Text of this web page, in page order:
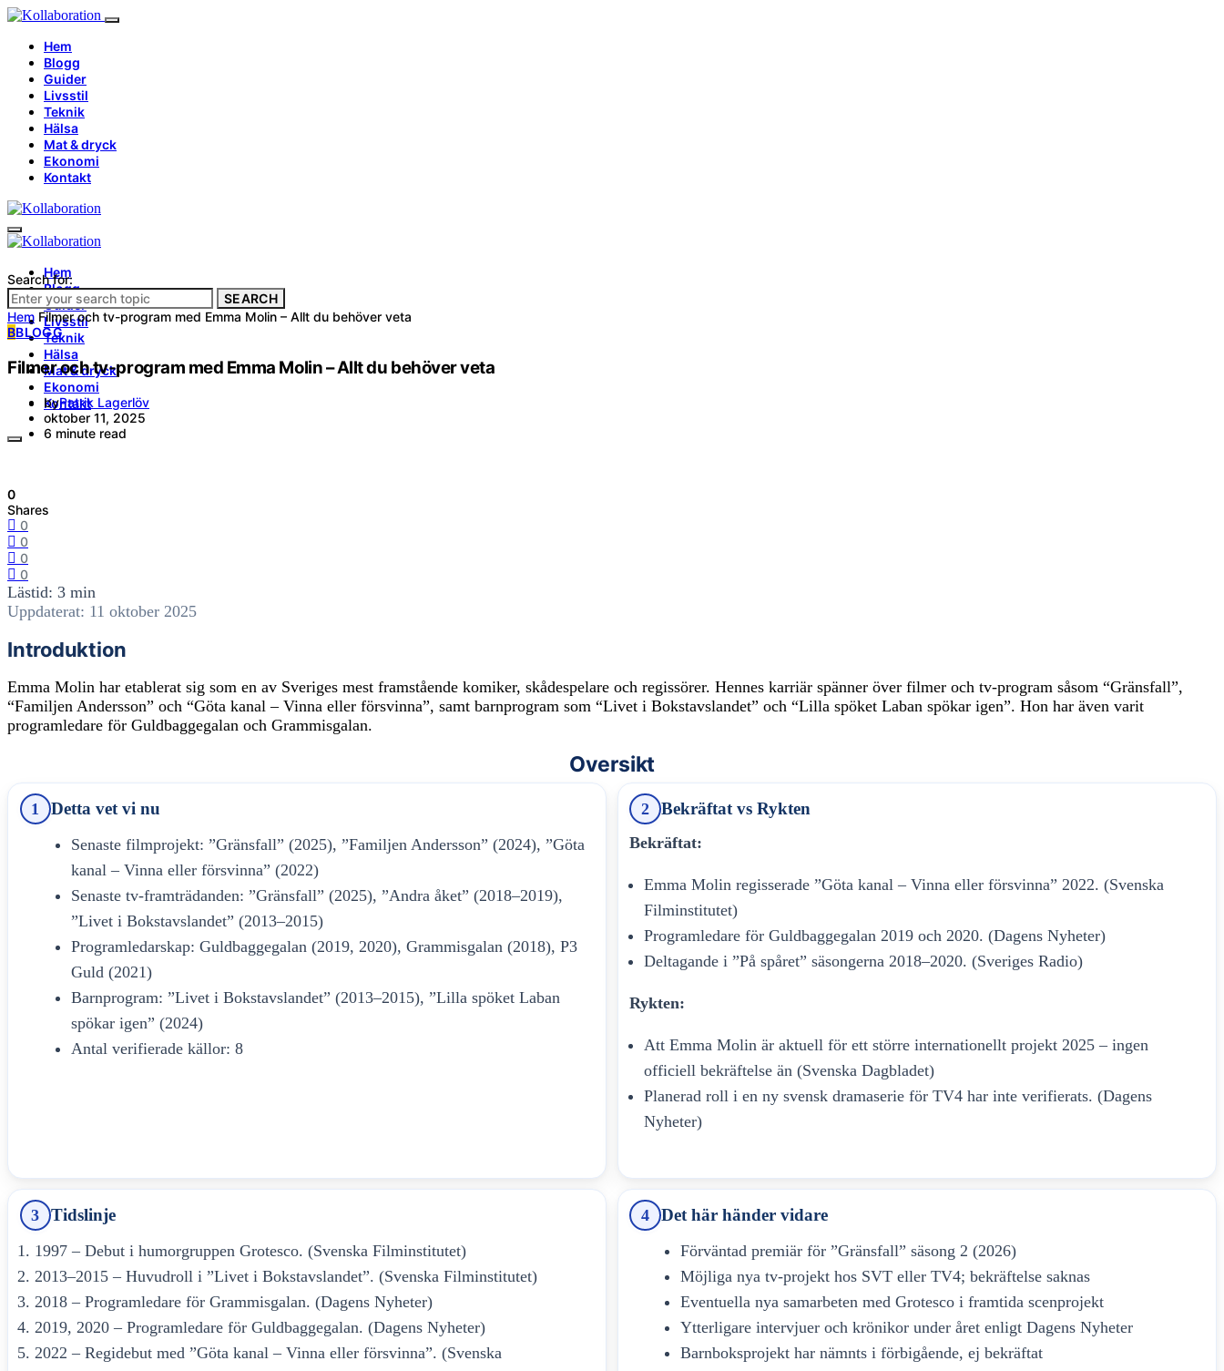
Hem
Blogg
Guider
Livsstil
Teknik
Hälsa
Mat & dryck
Ekonomi
Kontakt
Hem
Blogg
Guider
Livsstil
Teknik
Hälsa
Mat & dryck
Ekonomi
Kontakt
Search for:
SEARCH
Hem Filmer och tv-program med Emma Molin – Allt du behöver veta
BBLOGG
Filmer och tv-program med Emma Molin – Allt du behöver veta
byPatrik Lagerlöv
oktober 11, 2025
6 minute read
0
Shares
0
0
0
0
Lästid: 3 min
Uppdaterat: 11 oktober 2025
Introduktion
Emma Molin har etablerat sig som en av Sveriges mest framstående komiker, skådespelare och regissörer. Hennes karriär spänner över filmer och tv-program såsom “Gränsfall”,
“Familjen Andersson” och “Göta kanal – Vinna eller försvinna”, samt barnprogram som “Livet i Bokstavslandet” och “Lilla spöket Laban spökar igen”. Hon har även varit
programledare för Guldbaggegalan och Grammisgalan.
Oversikt
1 Detta vet vi nu
Senaste filmprojekt: ”Gränsfall” (2025), ”Familjen Andersson” (2024), ”Göta
kanal – Vinna eller försvinna” (2022)
Senaste tv-framträdanden: ”Gränsfall” (2025), ”Andra åket” (2018–2019),
”Livet i Bokstavslandet” (2013–2015)
Programledarskap: Guldbaggegalan (2019, 2020), Grammisgalan (2018), P3
Guld (2021)
Barnprogram: ”Livet i Bokstavslandet” (2013–2015), ”Lilla spöket Laban
spökar igen” (2024)
Antal verifierade källor: 8
2 Bekräftat vs Rykten
Bekräftat:
Emma Molin regisserade ”Göta kanal – Vinna eller försvinna” 2022. (Svenska
Filminstitutet)
Programledare för Guldbaggegalan 2019 och 2020. (Dagens Nyheter)
Deltagande i ”På spåret” säsongerna 2018–2020. (Sveriges Radio)
Rykten:
Att Emma Molin är aktuell för ett större internationellt projekt 2025 – ingen
officiell bekräftelse än (Svenska Dagbladet)
Planerad roll i en ny svensk dramaserie för TV4 har inte verifierats. (Dagens
Nyheter)
3 Tidslinje
1997 – Debut i humorgruppen Grotesco. (Svenska Filminstitutet)
2013–2015 – Huvudroll i ”Livet i Bokstavslandet”. (Svenska Filminstitutet)
2018 – Programledare för Grammisgalan. (Dagens Nyheter)
2019, 2020 – Programledare för Guldbaggegalan. (Dagens Nyheter)
2022 – Regidebut med ”Göta kanal – Vinna eller försvinna”. (Svenska
4 Det här händer vidare
Förväntad premiär för ”Gränsfall” säsong 2 (2026)
Möjliga nya tv-projekt hos SVT eller TV4; bekräftelse saknas
Eventuella nya samarbeten med Grotesco i framtida scenprojekt
Ytterligare intervjuer och krönikor under året enligt Dagens Nyheter
Barnboksprojekt har nämnts i förbigående, ej bekräftat